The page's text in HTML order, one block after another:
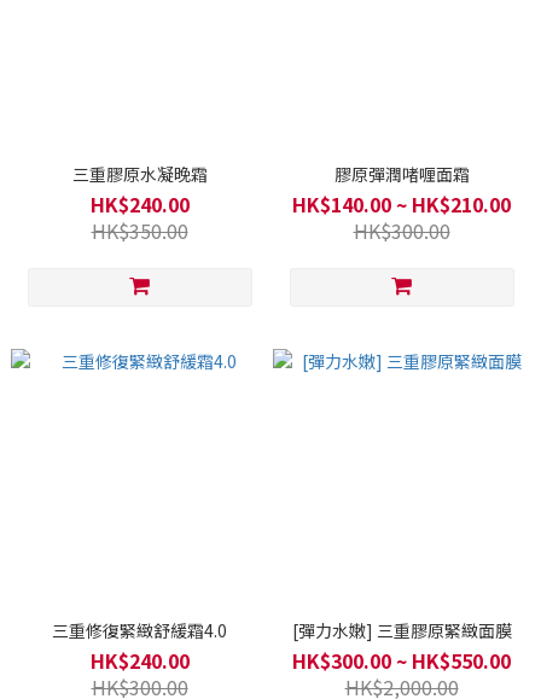
三重膠原水凝晚霜
HK$240.00
HK$350.00
膠原彈潤啫喱面霜
HK$140.00 ~ HK$210.00
HK$300.00
三重修復緊緻舒緩霜4.0
HK$240.00
HK$300.00
[彈力水嫩] 三重膠原緊緻面膜
HK$300.00 ~ HK$550.00
HK$2,000.00